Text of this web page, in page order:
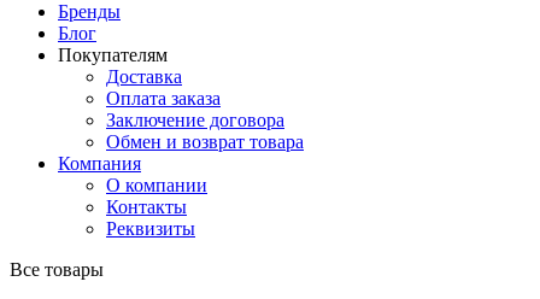
Бренды
Блог
Покупателям
Доставка
Оплата заказа
Заключение договора
Обмен и возврат товара
Компания
О компании
Контакты
Реквизиты
Все товары